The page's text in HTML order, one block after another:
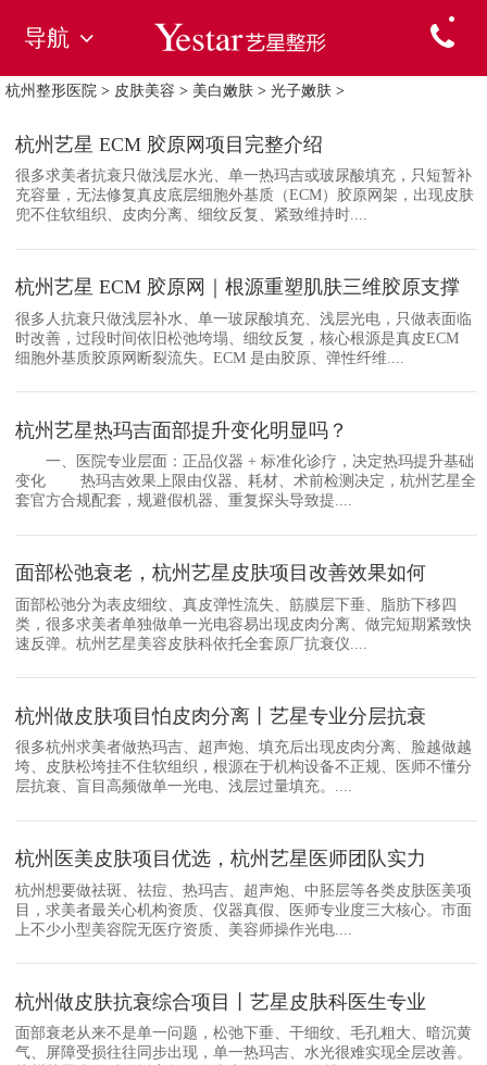
导航
杭州整形医院 > 皮肤美容 > 美白嫩肤 > 光子嫩肤 >
杭州艺星 ECM 胶原网项目完整介绍
很多求美者抗衰只做浅层水光、单一热玛吉或玻尿酸填充，只短暂补
充容量，无法修复真皮底层细胞外基质（ECM）胶原网架，出现皮肤
兜不住软组织、皮肉分离、细纹反复、紧致维持时....
杭州艺星 ECM 胶原网｜根源重塑肌肤三维胶原支撑
很多人抗衰只做浅层补水、单一玻尿酸填充、浅层光电，只做表面临
时改善，过段时间依旧松弛垮塌、细纹反复，核心根源是真皮ECM
细胞外基质胶原网断裂流失。ECM 是由胶原、弹性纤维....
杭州艺星热玛吉面部提升变化明显吗？
一、医院专业层面：正品仪器 + 标准化诊疗，决定热玛提升基础
变化 热玛吉效果上限由仪器、耗材、术前检测决定，杭州艺星全
套官方合规配套，规避假机器、重复探头导致提....
面部松弛衰老，杭州艺星皮肤项目改善效果如何
面部松弛分为表皮细纹、真皮弹性流失、筋膜层下垂、脂肪下移四
类，很多求美者单独做单一光电容易出现皮肉分离、做完短期紧致快
速反弹。杭州艺星美容皮肤科依托全套原厂抗衰仪....
杭州做皮肤项目怕皮肉分离丨艺星专业分层抗衰
很多杭州求美者做热玛吉、超声炮、填充后出现皮肉分离、脸越做越
垮、皮肤松垮挂不住软组织，根源在于机构设备不正规、医师不懂分
层抗衰、盲目高频做单一光电、浅层过量填充。....
杭州医美皮肤项目优选，杭州艺星医师团队实力
杭州想要做祛斑、祛痘、热玛吉、超声炮、中胚层等各类皮肤医美项
目，求美者最关心机构资质、仪器真假、医师专业度三大核心。市面
上不少小型美容院无医疗资质、美容师操作光电....
杭州做皮肤抗衰综合项目丨艺星皮肤科医生专业
面部衰老从来不是单一问题，松弛下垂、干细纹、毛孔粗大、暗沉黄
气、屏障受损往往同步出现，单一热玛吉、水光很难实现全层改善。